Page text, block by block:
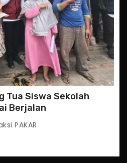
Tua Siswa Sekolah
Berjalan
PAKAR